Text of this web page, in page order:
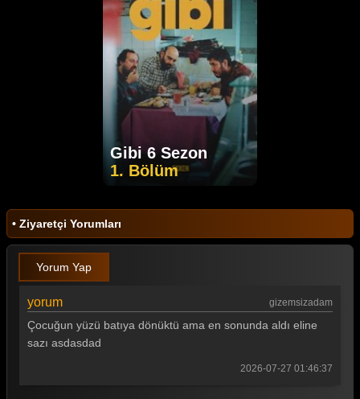
Gibi 6 Sezon
1. Bölüm
• Ziyaretçi Yorumları
Yorum Yap
yorum gizemsizadam
Çocuğun yüzü batıya dönüktü ama en sonunda aldı eline
sazı asdasdad
2026-07-27 01:46:37